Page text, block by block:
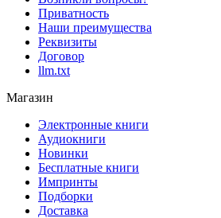
Приватность
Наши преимущества
Реквизиты
Договор
llm.txt
Магазин
Электронные книги
Аудиокниги
Новинки
Бесплатные книги
Импринты
Подборки
Доставка